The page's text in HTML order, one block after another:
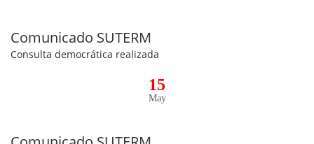
Comunicado SUTERM
Consulta democrática realizada
15
May